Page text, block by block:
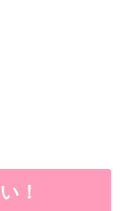
！